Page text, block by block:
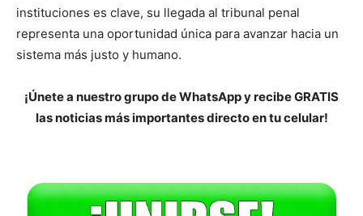
instituciones es clave, su llegada al tribunal penal
representa una oportunidad única para avanzar hacia un
sistema más justo y humano.
¡Únete a nuestro grupo de WhatsApp y recibe GRATIS
las noticias más importantes directo en tu celular!